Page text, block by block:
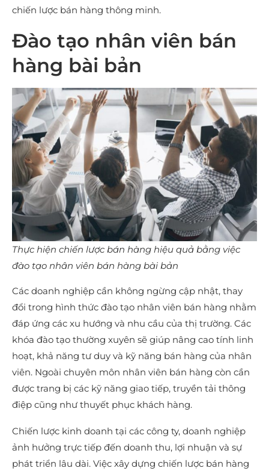
chiến lược bán hàng thông minh.
Đào tạo nhân viên bán
hàng bài bản
Thực hiện chiến lược bán hàng hiệu quả bằng việc
đào tạo nhân viên bán hàng bài bản
Các doanh nghiệp cần không ngừng cập nhật, thay
đổi trong hình thức đào tạo nhân viên bán hàng nhằm
đáp ứng các xu hướng và nhu cầu của thị trường. Các
khóa đào tạo thường xuyên sẽ giúp nâng cao tính linh
hoạt, khả năng tư duy và kỹ năng bán hàng của nhân
viên. Ngoài chuyên môn nhân viên bán hàng còn cần
được trang bị các kỹ năng giao tiếp, truyền tải thông
điệp cũng như thuyết phục khách hàng.
Chiến lược kinh doanh tại các công ty, doanh nghiệp
ảnh hưởng trực tiếp đến doanh thu, lợi nhuận và sự
phát triển lâu dài. Việc xây dựng chiến lược bán hàng